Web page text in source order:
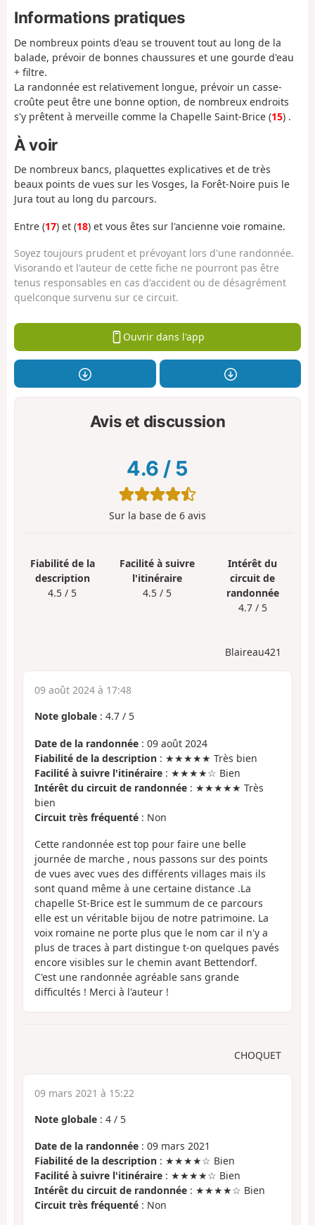
Informations pratiques
De nombreux points d'eau se trouvent tout au long de la
balade, prévoir de bonnes chaussures et une gourde d'eau
+ filtre.
La randonnée est relativement longue, prévoir un casse-
croûte peut être une bonne option, de nombreux endroits
s'y prêtent à merveille comme la Chapelle Saint-Brice (15) .
À voir
De nombreux bancs, plaquettes explicatives et de très
beaux points de vues sur les Vosges, la Forêt-Noire puis le
Jura tout au long du parcours.
Entre (17) et (18) et vous êtes sur l'ancienne voie romaine.
Soyez toujours prudent et prévoyant lors d'une randonnée.
Visorando et l'auteur de cette fiche ne pourront pas être
tenus responsables en cas d'accident ou de désagrément
quelconque survenu sur ce circuit.
Ouvrir dans l'app
Avis et discussion
4.6 / 5
Sur la base de 6 avis
Fiabilité de la
description
4.5 / 5
Facilité à suivre
l'itinéraire
4.5 / 5
Intérêt du
circuit de
randonnée
4.7 / 5
Blaireau421
09 août 2024 à 17:48
Note globale : 4.7 / 5
Date de la randonnée : 09 août 2024
Fiabilité de la description : ★★★★★ Très bien
Facilité à suivre l'itinéraire : ★★★★☆ Bien
Intérêt du circuit de randonnée : ★★★★★ Très
bien
Circuit très fréquenté : Non
Cette randonnée est top pour faire une belle
journée de marche , nous passons sur des points
de vues avec vues des différents villages mais ils
sont quand même à une certaine distance .La
chapelle St-Brice est le summum de ce parcours
elle est un véritable bijou de notre patrimoine. La
voix romaine ne porte plus que le nom car il n'y a
plus de traces à part distingue t-on quelques pavés
encore visibles sur le chemin avant Bettendorf.
C'est une randonnée agréable sans grande
difficultés ! Merci à l'auteur !
CHOQUET
09 mars 2021 à 15:22
Note globale : 4 / 5
Date de la randonnée : 09 mars 2021
Fiabilité de la description : ★★★★☆ Bien
Facilité à suivre l'itinéraire : ★★★★☆ Bien
Intérêt du circuit de randonnée : ★★★★☆ Bien
Circuit très fréquenté : Non